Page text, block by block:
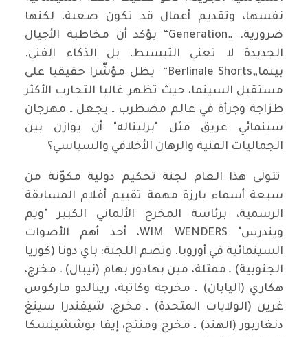
نفسها، وتقديم أعمال قد تكون صعبة، لكنها
ضرورية. „Generation“ يؤكد أن مخاطبة الأجيال
الجديدة لا تعني التبسيط، بل الذكاء الفني.
بينما„Berlinale Shorts“ يظل مؤشّرا حقيقيا على
مستقبل السينما، حيث تظهر غالبا التجارب الأكثر
طزاجة وجرأة في عالم مضطرب ـ يجعل ـ مهرجان
سينمائي عريق مثل "برليناله" أن يوازن بين
الجماليات الفنية والرهان الأخلاقي والسياسي؟
تتولى هذا العام لجنة تحكيم دولية مكوّنة من
سبعة أسماء بارزة مهمة تقييم أفلام المسابقة
الرسمية، برئاسة المخرج الألماني الكبير "ويم
ويندرس" WIM WENDERS، أحد أهم الأصوات
السينمائية في أوروبا. وتضم اللجنة: باي دونا (كوريا
الجنوبية) ـ ممثلة، مين بهادور بهام (نيبال) ـ مخرج،
هكاري (اليابان) ـ مخرجة وكاتبة، رينالدو ماركوس
غرين (الولايات المتحدة) ـ مخرج، شيفندرا سينغ
دنغاربور (الهند) ـ مخرج ومنتج، إيفا بوششينسكا